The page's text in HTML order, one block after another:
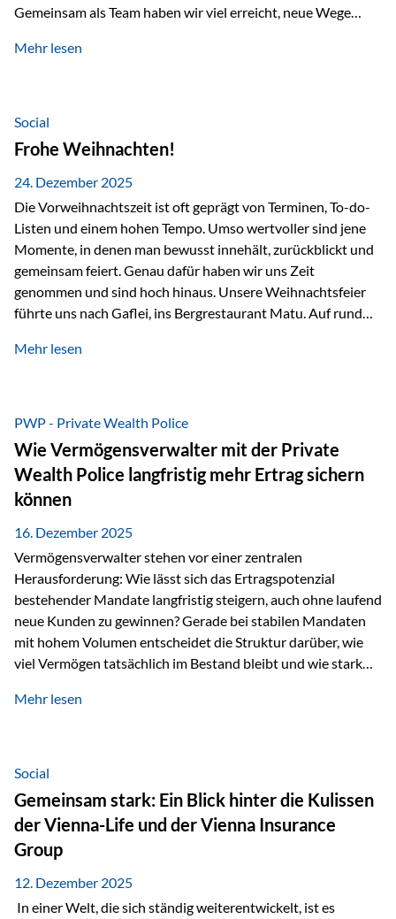
Gemeinsam als Team haben wir viel erreicht, neue Wege
Veranstaltungen wie der Schnifisschnauf, aber auch unsere
starkes Miteinander ist. Neben diesen gemeinsamen
Erlebnissen konnten wir…
Mehr lesen
Social
Frohe Weihnachten!
24. Dezember 2025
Die Vorweihnachtszeit ist oft geprägt von Terminen, To-do-
Listen und einem hohen Tempo. Umso wertvoller sind jene
Momente, in denen man bewusst innehält, zurückblickt und
gemeinsam feiert. Genau dafür haben wir uns Zeit
genommen und sind hoch hinaus. Unsere Weihnachtsfeier
führte uns nach Gaflei, ins Bergrestaurant Matu. Auf rund
beeindruckendes Panorama, sondern auch etwas, das im
verschneiter Landschaft, bei feinem Essen, guter Musik und
einer entspannten…
Mehr lesen
PWP - Private Wealth Police
Wie Vermögensverwalter mit der Private
Wealth Police langfristig mehr Ertrag sichern
können
16. Dezember 2025
Vermögensverwalter stehen vor einer zentralen
Herausforderung: Wie lässt sich das Ertragspotenzial
bestehender Mandate langfristig steigern, auch ohne laufend
neue Kunden zu gewinnen? Gerade bei stabilen Mandaten
mit hohem Volumen entscheidet die Struktur darüber, wie
viel Vermögen tatsächlich im Bestand bleibt und wie stark
Beispiel verdeutlicht diese Wirkung besonders deutlich.
hinzukommen, spielt nicht nur die Rendite eine Rolle. Auch
steuerliche Effekte haben einen erheblichen Einfluss auf…
Mehr lesen
Social
Gemeinsam stark: Ein Blick hinter die Kulissen
der Vienna-Life und der Vienna Insurance
Group
12. Dezember 2025
In einer Welt, die sich ständig weiterentwickelt, ist es